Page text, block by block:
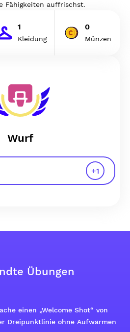
Fähigkeiten auffrischst.
1
Kleidung
0
Münzen
Wurf
+1
Übungen
einen „Welcome Shot“ von
Dreipunktlinie ohne Aufwärmen